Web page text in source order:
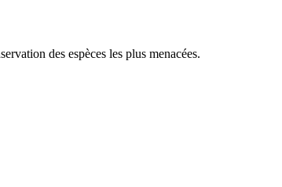
des espèces les plus menacées.